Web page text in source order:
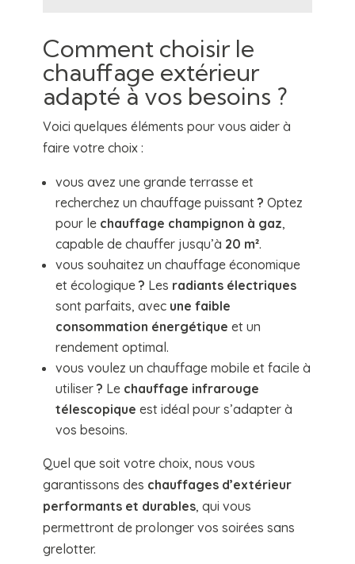
Comment choisir le
chauffage extérieur
adapté à vos besoins ?
Voici quelques éléments pour vous aider à
faire votre choix :
vous avez une grande terrasse et
recherchez un chauffage puissant ? Optez
pour le chauffage champignon à gaz,
capable de chauffer jusqu’à 20 m².
vous souhaitez un chauffage économique
et écologique? Les radiants électriques
sont parfaits, avec une faible
consommation énergétique et un
rendement optimal.
vous voulez un chauffage mobile et facile à
utiliser? Le chauffage infrarouge
télescopique est idéal pour s’adapter à
vos besoins.
Quel que soit votre choix, nous vous
garantissons des chauffages d’extérieur
performants et durables, qui vous
permettront de prolonger vos soirées sans
grelotter.